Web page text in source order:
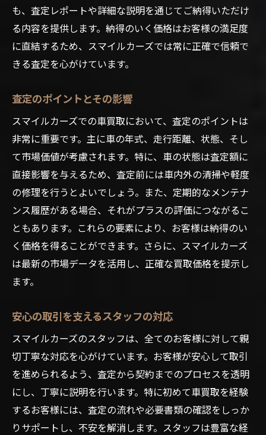
も、査定レポートや詳細な説明を通じてご納得いただけ
る内容を提供します。納得のいく価格はお客様の満足度
に直結するため、スマイルカーズでは常に正確で信頼で
きる査定を心がけています。
査定のポイントとその影響
スマイルカーズでの車買取において、査定のポイントは
非常に重要です。主に車の年式、走行距離、状態、そし
て市場価値が考慮されます。特に、車の状態は査定額に
直接影響を与えるため、査定前には車内外の清掃や軽度
の修理を行うとよいでしょう。また、定期的なメンテナ
ンス履歴がある場合、それがプラスの評価につながるこ
ともあります。これらの要素により、お客様は納得のい
く価格を得ることができます。さらに、スマイルカーズ
は最新の市場データを活用し、正確な買取価格を提示し
ます。
安心の取引を支えるスタッフの対応
スマイルカーズのスタッフは、全てのお客様に対して親
切丁寧な対応を心がけています。お客様が安心して取引
を進められるよう、査定から契約までのプロセスを透明
にし、丁寧に説明を行います。特に初めて車買取を経験
するお客様には、査定の流れや必要書類の確認をしっか
りサポートし、不安を解消します。スタッフは豊富な経